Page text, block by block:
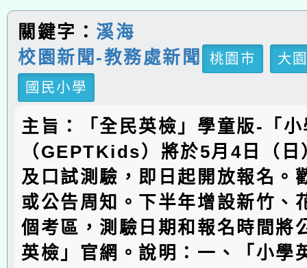
關鍵字： 溪海
校園新聞-教務處新聞
桃園市
大
國民小學
主旨：「全民英檢」學童版-「
（GEPTKids）將於5月4日（日
及口試測驗，即日起開放報名。
或公告周知。下半年增設新竹、
個考區，測驗日期和報名時間將
英檢」官網。說明：一、「小學